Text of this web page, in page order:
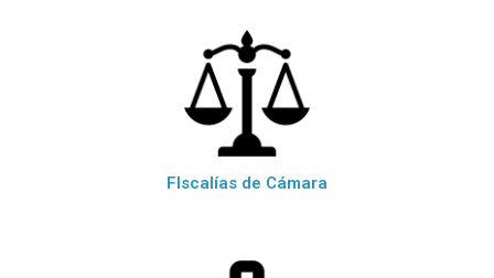
FIscalías de Cámara